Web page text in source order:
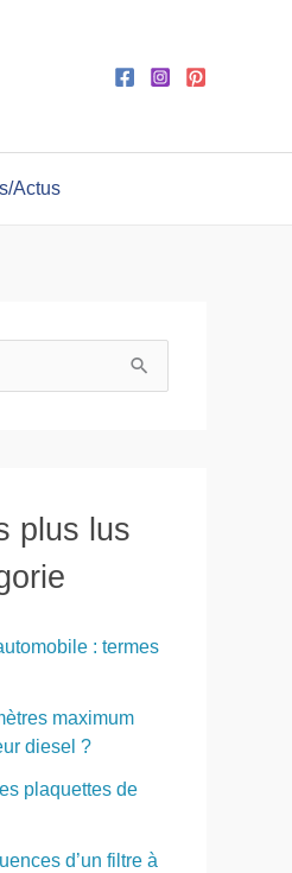
Actus
plus lus
: termes
maximum
diesel ?
plaquettes de
d’un filtre à